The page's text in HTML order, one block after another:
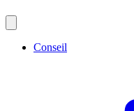
Conseil